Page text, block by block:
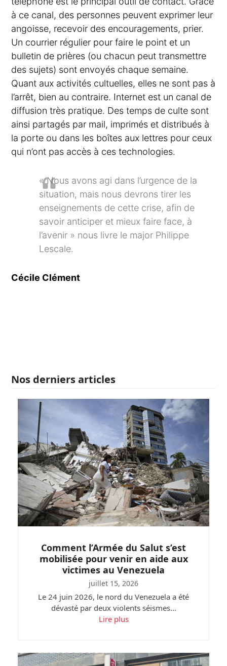
à ce canal, des personnes peuvent exprimer leur
angoisse, recevoir des encouragements, prier.
Un courrier régulier pour faire le point et un
bulletin de prières (ou chacun peut transmettre
des sujets) sont envoyés chaque semaine.
Quant aux activités cultuelles, elles ne sont pas à
l’arrêt, bien au contraire. Internet est un canal de
diffusion très pratique. Des temps de culte sont
ainsi partagés par mail, imprimés et distribués à
la porte ou dans les boîtes aux lettres pour ceux
qui n’ont pas accès à ces technologies.
« Nous avons agi dans l’urgence de la
situation, mais nous devrons tirer les
enseignements de cette crise, afin de
savoir anticiper et mieux faire face, à
l’avenir » nous livre le major Philippe
Lescale.
Cécile Clément
Nos derniers articles
Comment l’Armée du Salut s’est
mobilisée pour venir en aide aux
victimes au Venezuela
juillet 15, 2026
Le 24 juin 2026, le nord du Venezuela a été
dévasté par deux violents séismes…
Lire plus